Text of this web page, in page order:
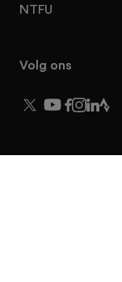
NTFU
Volg ons